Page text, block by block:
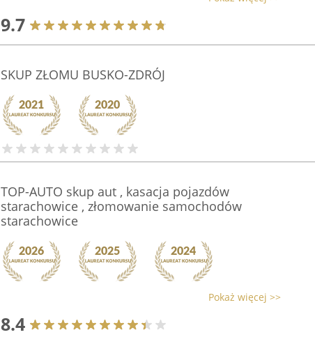
9.7
SKUP ZŁOMU BUSKO-ZDRÓJ
TOP-AUTO skup aut , kasacja pojazdów
starachowice , złomowanie samochodów
starachowice
Pokaż więcej >>
8.4